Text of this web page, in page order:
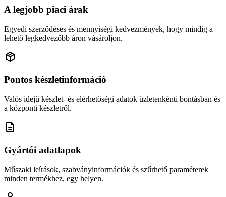
A legjobb piaci árak
Egyedi szerződéses és mennyiségi kedvezmények, hogy mindig a
lehető legkedvezőbb áron vásároljon.
Pontos készletinformáció
Valós idejű készlet- és elérhetőségi adatok üzletenkénti bontásban és
a központi készletről.
Gyártói adatlapok
Műszaki leírások, szabványinformációk és szűrhető paraméterek
minden termékhez, egy helyen.